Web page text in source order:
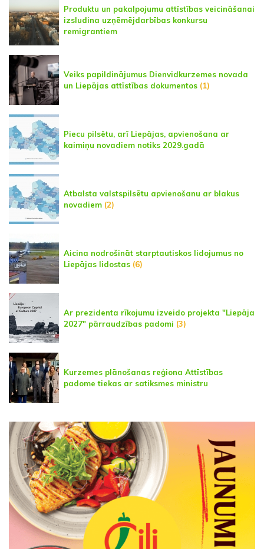
Produktu un pakalpojumu attīstības veicināšanai
izsludina uzņēmējdarbības konkursu
remigrantiem
Veiks papildinājumus Dienvidkurzemes novada
un Liepājas attīstības dokumentos (1)
Piecu pilsētu, arī Liepājas, apvienošana ar
kaimiņu novadiem notiks 2029.gadā
Atbalsta valstspilsētu apvienošanu ar blakus
novadiem (2)
Aicina nodrošināt starptautiskos lidojumus no
Liepājas lidostas (6)
Ar prezidenta rīkojumu izveido projekta "Liepāja
2027" pārraudzības padomi (3)
Kurzemes plānošanas reģiona Attīstības
padome tiekas ar satiksmes ministru